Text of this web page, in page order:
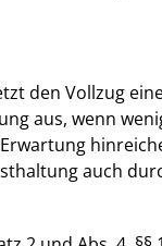
den Vollzug
aus, wenn
auch